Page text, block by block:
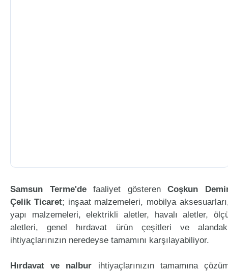
Samsun Terme'defaaliyet gösterenCoşkun
Çelik Ticaret; inşaat malzemeleri, mobilya
yapı malzemeleri, elektrikli aletler, havalı aletler,
aletleri, genel hırdavat ürün çeşitleri ve
ihtiyaçlarınızın neredeyse tamamını karşılayabiliyor.
Hırdavat ve nalbur ihtiyaçlarınızın tamamına